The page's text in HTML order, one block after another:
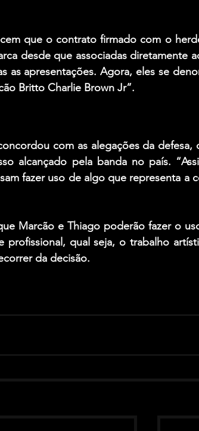
que o contrato firmado com o
desde que associadas diretamente
as apresentações. Agora, eles se
Britto Charlie Brown Jr”.
com as alegações da defesa,
alcançado pela banda no país.
fazer uso de algo que representa a
Marcão e Thiago poderão fazer o
profissional, qual seja, o trabalho
da decisão.